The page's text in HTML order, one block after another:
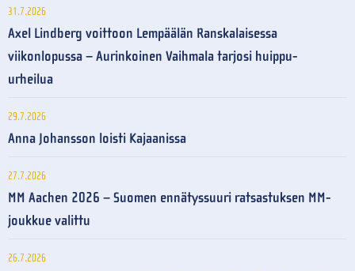
31.7.2026
Axel Lindberg voittoon Lempäälän Ranskalaisessa
viikonlopussa – Aurinkoinen Vaihmala tarjosi huippu-
urheilua
29.7.2026
Anna Johansson loisti Kajaanissa
27.7.2026
MM Aachen 2026 – Suomen ennätyssuuri ratsastuksen MM-
joukkue valittu
26.7.2026